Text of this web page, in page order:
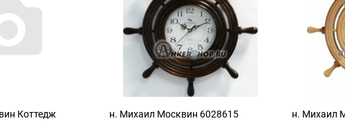
Коттедж
н. Михаил Москвин 6028615 н. Михаил